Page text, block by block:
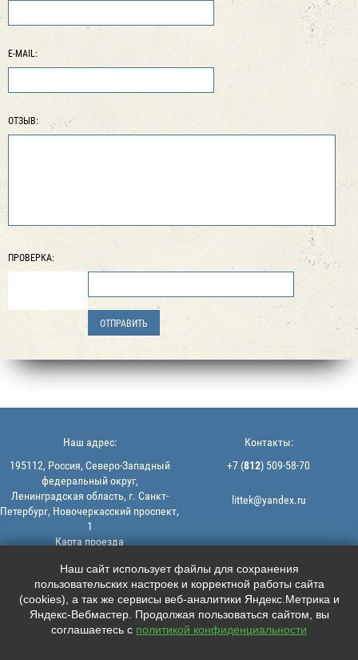
E-MAIL:
ОТЗЫВ:
ПРОВЕРКА:
© 2013-2026 | ООО "ЛИТТЕК" -
производство и продажа РТИ
ИНН: 7806523560 | ОГРН:
1147847126162
Политика конфиденциальности |
Пользовательское соглашение
Наш адрес:
195112, Россия, Северо-Западный
федеральный округ,
Ленинградская область, г. Санкт-
Петербург, Новочеркасский проспект,
1
Карта проезда
Контакты:
+7 (812) 509-58-70
littek@yandex.ru
Мы в соцсетях:
    
Наш сайт использует файлы для сохранения
пользовательских настроек и корректной работы сайта
(cookies), а так же сервисы веб-аналитики Яндекс.Метрика и
Яндекс-Вебмастер. Продолжая пользоваться сайтом, вы
соглашаетесь с политикой конфиденциальности